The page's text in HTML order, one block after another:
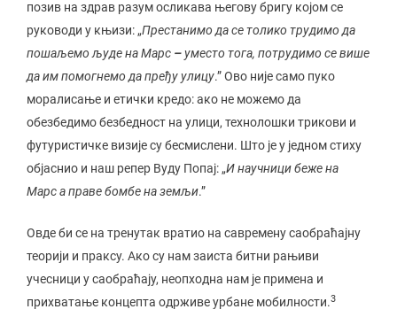
позив на здрав разум осликава његову бригу којом се
руководи у књизи: „Престанимо да се толико трудимо да
пошаљемо људе на Марс –уместо тога, потрудимо се више
да им помогнемо да пређу улицу.” Ово није само пуко
моралисање и етички кредо: ако не можемо да
обезбедимо безбедност на улици, технолошки трикови и
футуристичке визије су бесмислени. Што је у једном стиху
објаснио и наш репер Вуду Попај: „И научници беже на
Марс а праве бомбе на земљи.”
Овде би се на тренутак вратио на савремену саобраћајну
теорији и праксу. Ако су нам заиста битни рањиви
учесници у саобраћају, неопходна нам је примена и
прихватање концепта одрживе урбане мобилности.3